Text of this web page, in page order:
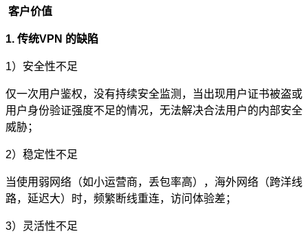
客户价值
1. 传统VPN 的缺陷
1）安全性不足
仅一次用户鉴权，没有持续安全监测，当出现用户证书被盗或
用户身份验证强度不足的情况，无法解决合法用户的内部安全
威胁；
2）稳定性不足
当使用弱网络（如小运营商，丢包率高），海外网络（跨洋线
路，延迟大）时，频繁断线重连，访问体验差；
3）灵活性不足